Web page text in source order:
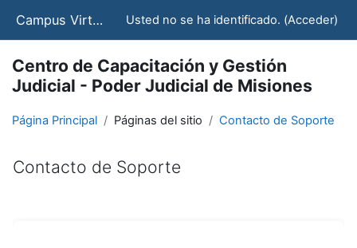
Campus Virtual - CCJ - STJ Usted no se ha identificado. (Acceder)
Centro de Capacitación y Gestión
Judicial - Poder Judicial de Misiones
Página Principal Páginas del sitio Contacto de Soporte
Contacto de Soporte